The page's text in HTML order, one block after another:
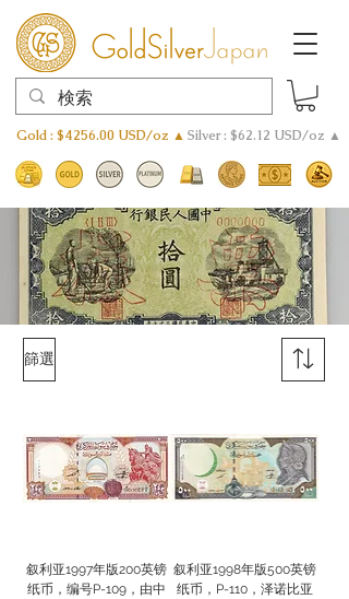
Gold : $4256.00 USD/oz ▲ Silver : $62.12 USD/oz ▲
篩選
叙利亚1997年版200英镑
纸币，编号P-109，由中
叙利亚1998年版500英镑
纸币，P-110，泽诺比亚